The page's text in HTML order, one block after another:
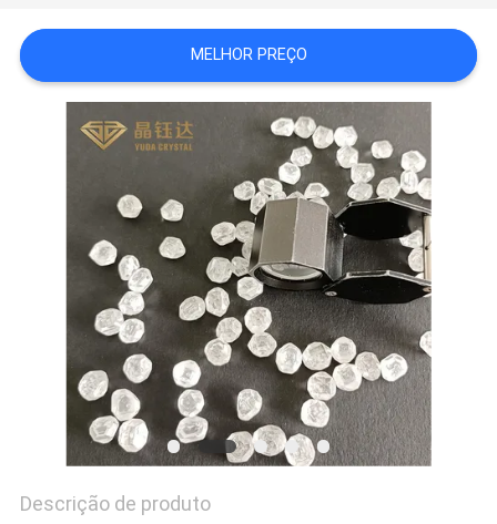
SITE
PRIVACY
POLICY
MELHOR PREÇO
Descrição de produto